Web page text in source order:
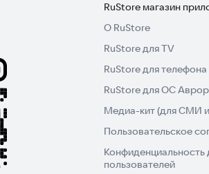
RuStore магазин
О RuStore
RuStore для TV
RuStore для телефона
RuStore для ОС
Медиа-кит (для СМИ
Пользовательское
Конфиденциальность
пользователей